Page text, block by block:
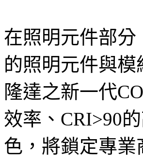
在照明元件部
的照明元件與
隆達之新一代
效率、CRI>90
色，將鎖定專